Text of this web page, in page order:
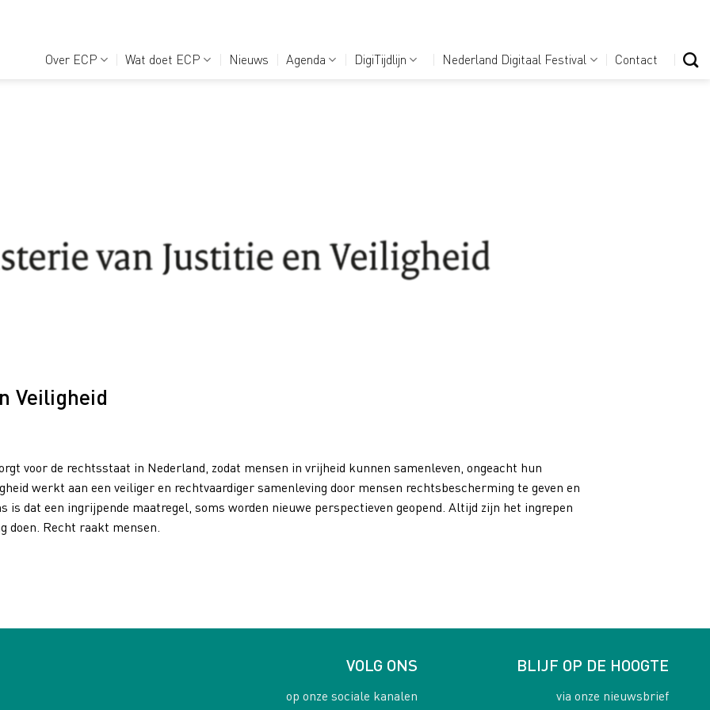
Over ECP Wat doet ECP Nieuws Agenda DigiTijdlijn Nederland Digitaal Festival Contact
Veiligheid
voor de rechtsstaat in Nederland, zodat mensen in vrijheid kunnen samenleven, ongeacht hun
werkt aan een veiliger en rechtvaardiger samenleving door mensen rechtsbescherming te geven en
is dat een ingrijpende maatregel, soms worden nieuwe perspectieven geopend. Altijd zijn het ingrepen
doen. Recht raakt mensen.
VOLG ONS
op onze sociale kanalen
BLIJF OP DE HOOGTE
via onze nieuwsbrief